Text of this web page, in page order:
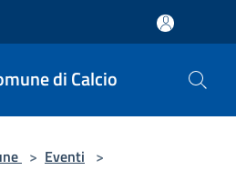
di Calcio
> Eventi >